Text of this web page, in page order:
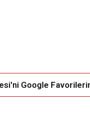
Google